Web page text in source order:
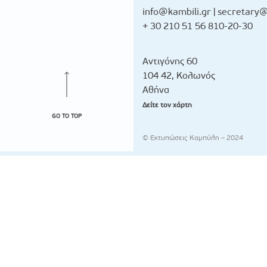
GO TO TOP
info@kambili.gr |
+ 30 210 51 56 810-20-30
Αντιγόνης 60
104 42, Κολωνός
Αθήνα
Δείτε τον χάρτη
© Εκτυπώσεις Καμπύλη – 2024